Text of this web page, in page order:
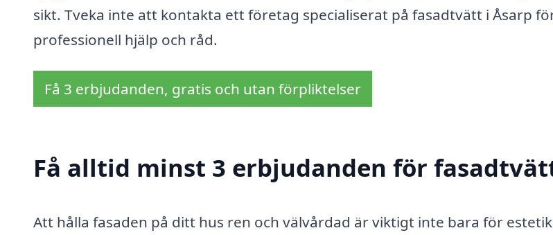
sikt. Tveka inte att kontakta ett företag specialiserat på fasadtvätt i Åsarp
professionell hjälp och råd.
Få 3 erbjudanden, gratis och utan förpliktelser
Få alltid minst 3 erbjudanden för
Att hålla fasaden på ditt hus ren och välvårdad är viktigt inte bara för